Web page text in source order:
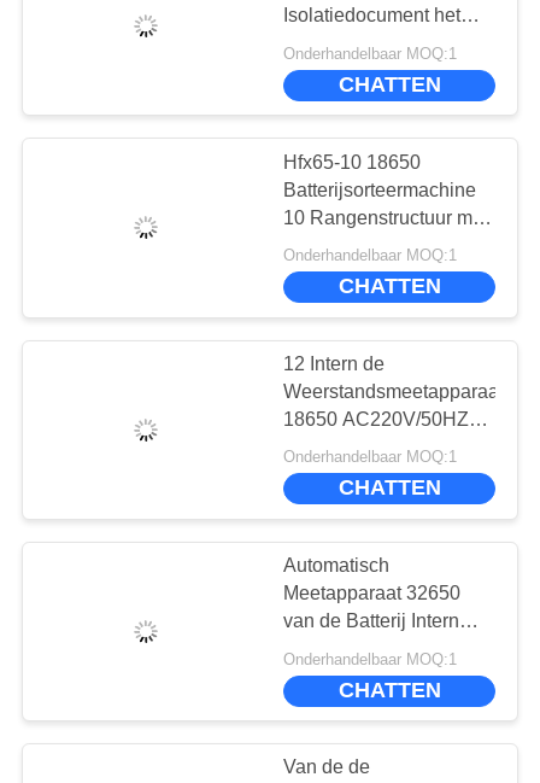
Isolatiedocument het
Plakken en
Sorteermachine
Onderhandelbaar MOQ:1
CHATTEN
Hfx65-10 18650
Batterijsorteermachine
10 Rangenstructuur met
Volledige Alarmfunctie
Onderhandelbaar MOQ:1
CHATTEN
12 Intern de
Weerstandsmeetapparaat
18650 AC220V/50HZ
1KW van de
rangenbatterij
Onderhandelbaar MOQ:1
CHATTEN
Automatisch
Meetapparaat 32650
van de Batterij Intern
Weerstand de
Sorteermachine van de
10 Rangenbatterij
Onderhandelbaar MOQ:1
CHATTEN
Van de de